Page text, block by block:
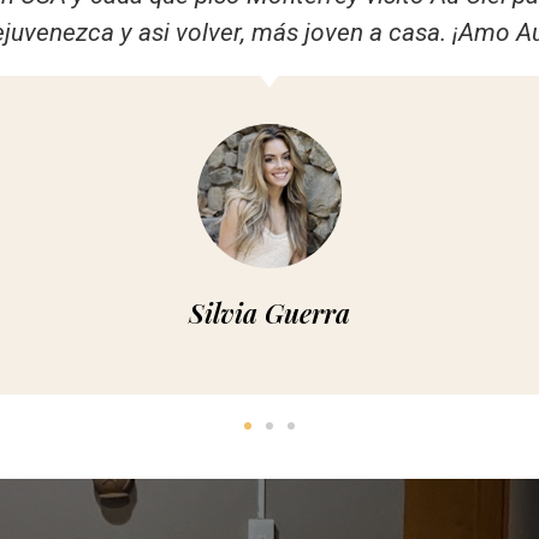
atención de parte del personal, sin duda
Karen León